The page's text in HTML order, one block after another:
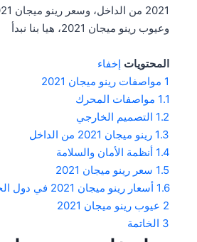
وعيوب رينو ميجان 2021، هيا بنا نبدأ
المحتويات إخفاء
1 مواصفات رينو ميجان 2021
1.1 مواصفات المحرك
1.2 التصميم الخارجي
1.3 رينو ميجان 2021 من الداخل
1.4 أنظمة الأمان والسلامة
1.5 سعر رينو ميجان 2021
1.6 أسعار رينو ميجان 2021 في دول الخليج
2 عيوب رينو ميجان 2021
3 الخاتمة